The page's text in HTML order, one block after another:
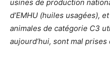
usines de production
d’EMHU (huiles usagées),
animales de catégorie C3
aujourd’hui, sont mal prises